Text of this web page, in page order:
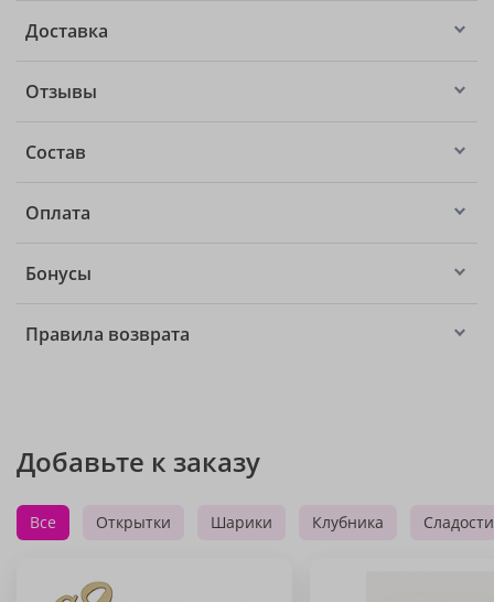
Доставка
Отзывы
Состав
Оплата
Бонусы
Правила возврата
Добавьте к заказу
Все Открытки Шарики Клубника Сладости